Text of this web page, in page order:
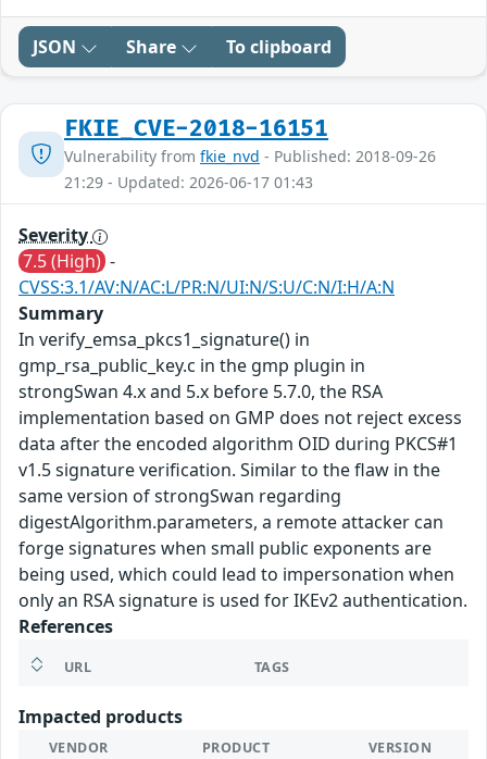
JSON Share To clipboard
FKIE_CVE-2018-16151
Vulnerability from fkie_nvd - Published: 2018-09-26
21:29 - Updated: 2026-06-17 01:43
Severity
7.5 (High) -
CVSS:3.1/AV:N/AC:L/PR:N/UI:N/S:U/C:N/I:H/A:N
Summary
In verify_emsa_pkcs1_signature() in
gmp_rsa_public_key.c in the gmp plugin in
strongSwan 4.x and 5.x before 5.7.0, the RSA
implementation based on GMP does not reject excess
data after the encoded algorithm OID during PKCS#1
v1.5 signature verification. Similar to the flaw in the
same version of strongSwan regarding
digestAlgorithm.parameters, a remote attacker can
forge signatures when small public exponents are
being used, which could lead to impersonation when
only an RSA signature is used for IKEv2 authentication.
References
URL TAGS
Impacted products
VENDOR PRODUCT VERSION